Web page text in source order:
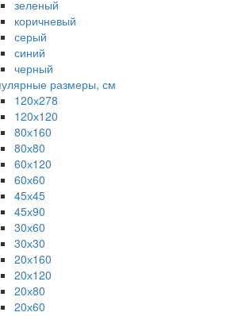
зеленый
коричневый
серый
синий
черный
размеры, см
120х278
120х120
80х160
80х80
60х120
60х60
45х45
45х90
30х60
30х30
20х160
20х120
20х80
20х60